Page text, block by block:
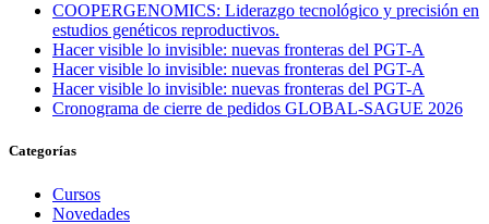
COOPERGENOMICS: Liderazgo tecnológico y precisión en
estudios genéticos reproductivos.
Hacer visible lo invisible: nuevas fronteras del PGT-A
Hacer visible lo invisible: nuevas fronteras del PGT-A
Hacer visible lo invisible: nuevas fronteras del PGT-A
Cronograma de cierre de pedidos GLOBAL-SAGUE 2026
Categorías
Cursos
Novedades